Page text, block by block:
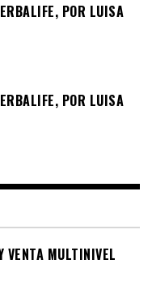
POR LUISA
POR LUISA
VENTA MULTINIVEL